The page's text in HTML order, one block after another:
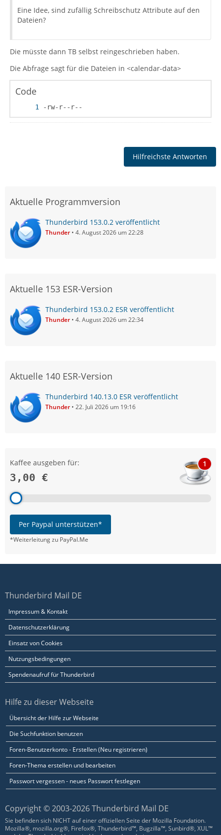
Eine Idee, sind zufällig Schreibschutz Attribute auf den
Dateien?
Die müsste dann TB selbst reingeschrieben haben.
Die Abfrage sagt für die Dateien in <calendar-data>
Code
-rw-r--r--
Hilfreichste Antworten
Aktuelle Programmversion
Thunderbird 153.0.2 veröffentlicht
Thunder 4. August 2026 um 22:28
Aktuelle 153 ESR-Version
Thunderbird 153.0.2 ESR veröffentlicht
Thunder 4. August 2026 um 22:34
Aktuelle 140 ESR-Version
Thunderbird 140.13.0 ESR veröffentlicht
Thunder 22. Juli 2026 um 19:16
Kaffee ausgeben für:
3,00 €
1
Per Paypal unterstützen*
*Weiterleitung zu PayPal.Me
Thunderbird Mail DE
Impressum & Kontakt
Datenschutzerklärung
Einsatz von Cookies
Nutzungsbedingungen
Spendenaufruf für Thunderbird
Hilfe zu dieser Webseite
Übersicht der Hilfe zur Webseite
Die Suchfunktion benutzen
Foren-Benutzerkonto - Erstellen (Neu registrieren)
Foren-Thema erstellen und bearbeiten
Passwort vergessen - neues Passwort festlegen
Copyright © 2003-2026 Thunderbird Mail DE
Sie befinden sich NICHT auf einer offiziellen Seite der Mozilla Foundation.
Mozilla®, mozilla.org®, Firefox®, Thunderbird™, Bugzilla™, Sunbird®, XUL™